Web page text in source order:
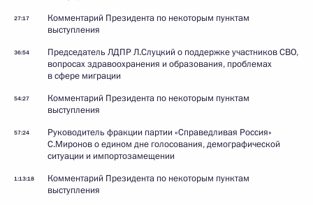
27:17
Комментарий Президента по некоторым пунктам
выступления
36:54
Председатель ЛДПР Л.Слуцкий о поддержке участников СВО,
вопросах здравоохранения и образования, проблемах
в сфере миграции
54:27
Комментарий Президента по некоторым пунктам
выступления
57:24
Руководитель фракции партии «Справедливая Россия»
С.Миронов о едином дне голосования, демографической
ситуации и импортозамещении
1:13:18
Комментарий Президента по некоторым пунктам
выступления